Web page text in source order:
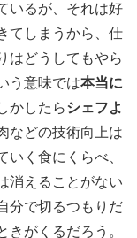
いるが、それは好
てしまうから、仕
はどうしてもやら
う意味では本当に
かしたらシェフよ
などの技術向上は
く食にくらべ、
消えることがない
分で切るつもりだ
がくるだろう。